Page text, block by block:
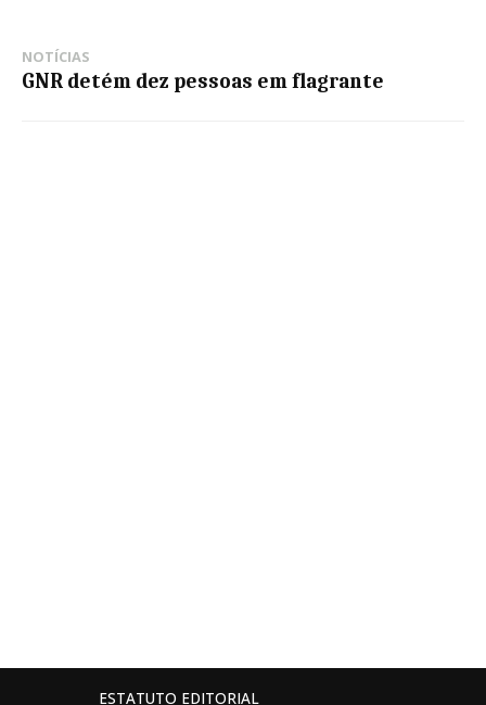
NOTÍCIAS
GNR detém dez pessoas em flagrante
ESTATUTO EDITORIAL